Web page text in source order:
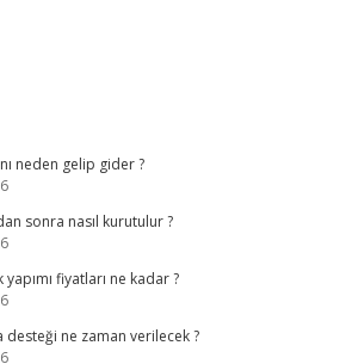
neden gelip gider ?
sonra nasıl kurutulur ?
fiyatları ne kadar ?
desteği ne zaman verilecek ?